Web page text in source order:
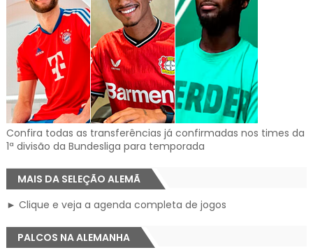
Confira todas as transferências já confirmadas nos times da
1ª divisão da Bundesliga para temporada
MAIS DA SELEÇÃO ALEMÃ
► Clique e veja a agenda completa de jogos
PALCOS NA ALEMANHA